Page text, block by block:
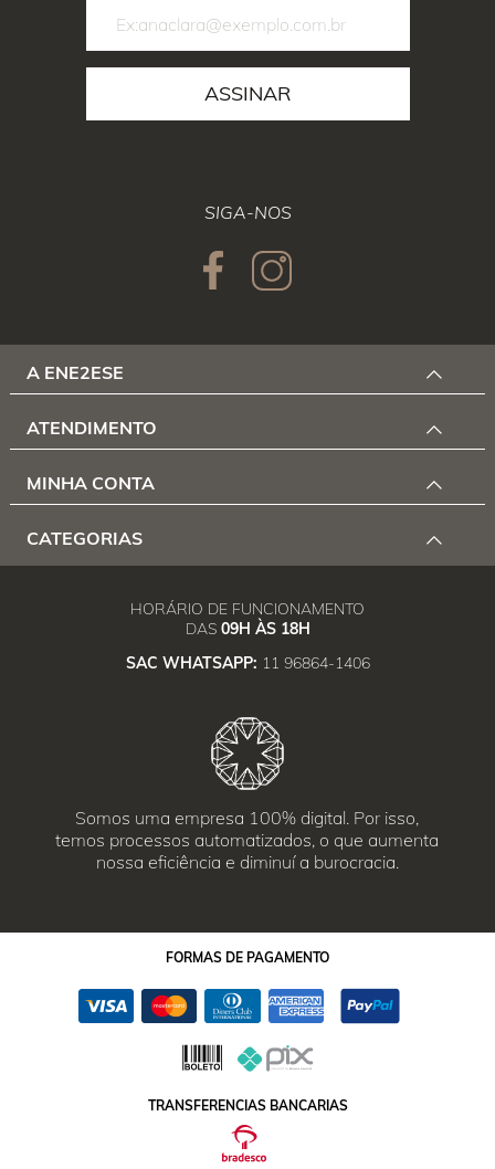
ASSINAR
SIGA-NOS
A ENE2ESE
ATENDIMENTO
MINHA CONTA
CATEGORIAS
HORÁRIO DE FUNCIONAMENTO
DAS 09H ÀS 18H
SAC WHATSAPP: 11 96864-1406
Somos uma empresa 100% digital. Por isso,
temos processos automatizados, o que aumenta
nossa eficiência e diminuí a burocracia.
FORMAS DE PAGAMENTO
TRANSFERENCIAS BANCARIAS